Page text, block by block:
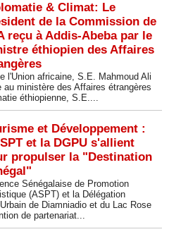
& Climat: Le
de la Commission de
reçu à Addis-Abeba par le
éthiopien des Affaires
l'Union africaine, S.E. Mahmoud Ali
ministère des Affaires étrangères
éthiopienne, S.E....
et Développement :
et la DGPU s'allient
propulser la "Destination
Sénégalaise de Promotion
(ASPT) et la Délégation
de Diamniadio et du Lac Rose
de partenariat...